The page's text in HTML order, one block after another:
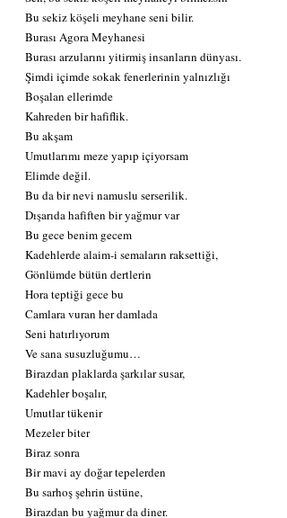
Bu sekiz köşeli meyhane seni bilir.
Burası Agora Meyhanesi
Burası arzularını yitirmiş insanların dünyası.
Şimdi içimde sokak fenerlerinin yalnızlığı
Boşalan ellerimde
Kahreden bir hafiflik.
Bu akşam
Umutlarımı meze yapıp içiyorsam
Elimde değil.
Bu da bir nevi namuslu serserilik.
Dışarıda hafiften bir yağmur var
Bu gece benim gecem
Kadehlerde alaim-i semaların raksettiği,
Gönlümde bütün dertlerin
Hora teptiği gece bu
Camlara vuran her damlada
Seni hatırlıyorum
Ve sana susuzluğumu…
Birazdan plaklarda şarkılar susar,
Kadehler boşalır,
Umutlar tükenir
Mezeler biter
Biraz sonra
Bir mavi ay doğar tepelerden
Bu sarhoş şehrin üstüne,
Birazdan bu yağmur da diner.